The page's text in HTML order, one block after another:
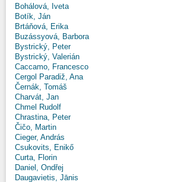
Bohálová, Iveta
Botík, Ján
Brtáňová, Erika
Buzássyová, Barbora
Bystrický, Peter
Bystrický, Valerián
Caccamo, Francesco
Cergol Paradiž, Ana
Černák, Tomáš
Charvát, Jan
Chmel Rudolf
Chrastina, Peter
Čičo, Martin
Cieger, András
Csukovits, Enikő
Curta, Florin
Daniel, Ondřej
Daugavietis, Jānis